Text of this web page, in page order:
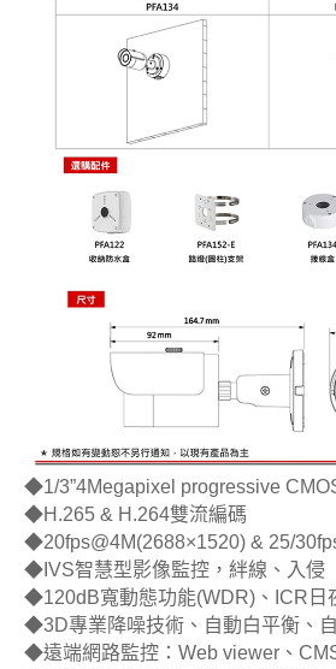
◆1/3”4Megapixel progressive
◆H.265 & H.264雙流編碼
◆20fps@4M(2688×1520) & 25/
◆IVS智慧型影像監控，絆線、入侵
◆120dB寬動態功能(WDR)、ICR日
◆3D專業降噪技術、自動白平衡、
◆遠端網路監控：Web viewer、